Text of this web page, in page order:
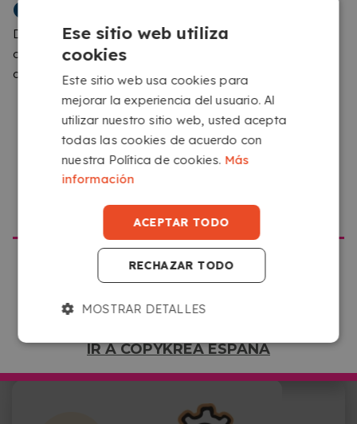
COPYKREA
Detectamos que navegas desde una ubicación
diferente a la que corresponde a esta web. Por favor,
confírmanos que sitio quieres visitar
IR A COPYKREA USA
IR A COPYKREA ESPAÑA
Confía en nuestro
para satisfacer todas tus necesidades de
impresión.
CÓMO FUNCIONA EL SERVICIO
SUBE TU ARCHIVO
Sube tus archivos desde cualquier dispositivo con
pone ‘Selecciona o arrastra aquí tus archivos’.
Ese sitio web utiliza
cookies
Este sitio web usa cookies para
mejorar la experiencia del usuario. Al
utilizar nuestro sitio web, usted acepta
todas las cookies de acuerdo con
nuestra Política de cookies. Más
información
ACEPTAR TODO
RECHAZAR TODO
MOSTRAR DETALLES